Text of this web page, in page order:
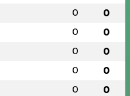
0 0
0 0
0 0
0 0
0 0